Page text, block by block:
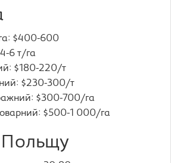
$400-600
6 т/га
$180-220/т
$230-300/т
$300-700/га
$500-1 000/га
Польщу